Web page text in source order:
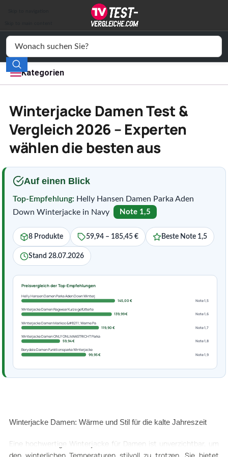
Kategorien
Elektronik
Freizeit
Wohnen
Service
Winterjacke Damen Test &
Vergleich 2026 – Experten
wählen die besten aus
Auf einen Blick
Top-Empfehlung: Helly Hansen Damen Parka Aden
Down Winterjacke in Navy
Note 1,5
8 Produkte 59,94 – 185,45 € Beste Note 1,5
Stand 28.07.2026
Preisvergleich der Top-Empfehlungen
Helly Hansen Damen Parka Aden Down Winterj
145,00 €
Note 1,5
Winterjacke Damen Ragwear Kurze gefütterte
139,99 €
Note 1,6
Winterjacke Damen Marikoo &#8211; Warme Pa
119,90 €
Note 1,7
Winterjacke Damen ONLY ONLMAASTRICHT Parka
59,94 €
Note 1,8
Berydale Damen Funktionsparka Winterjacke
99,95 €
Note 1,9
Winterjacke Damen: Wärme und Stil für die kalte Jahreszeit
Eine hochwertige Winterjacke für Damen ist unverzichtbar, um